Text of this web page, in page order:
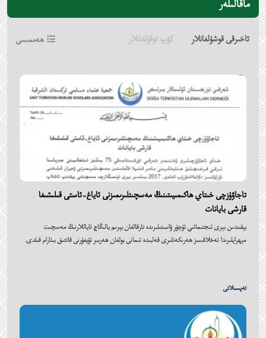
ماقالىلەر
ئاخىرقى قوشۇلغانلار كۆپ ئوقۇلغانلار ھەممىسى
تاجاۋۇزچى خىتاي ھاكىمىيىتىنىڭ مەسچىتلىرىمىزنى ئاياغ-ئاستى قىلىشىغا
قارشى بايانات
يېقىندىن بېرى ئىجتىمائىي ئۇچۇر ۋاسىتىلىرىدە تارقالغان يېرىم يالىڭاچ ئاياللارنىڭ مەسچىت
مېھراپلىرىدا ئەخلاقسىز ھەرىكەتلىرى قەلبىدە ئىمانى بولغان ھەربىر ئۇيغۇرنى قاتتىق بىئارام قىلدى.
تەپسىلاتى